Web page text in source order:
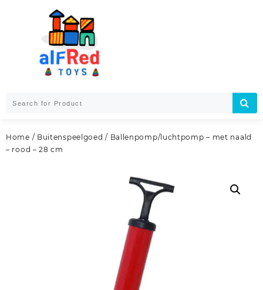
Home / Buitenspeelgoed / Ballenpomp/luchtpomp – met naald
– rood – 28 cm